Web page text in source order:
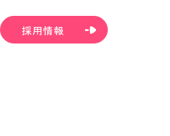
採用情報